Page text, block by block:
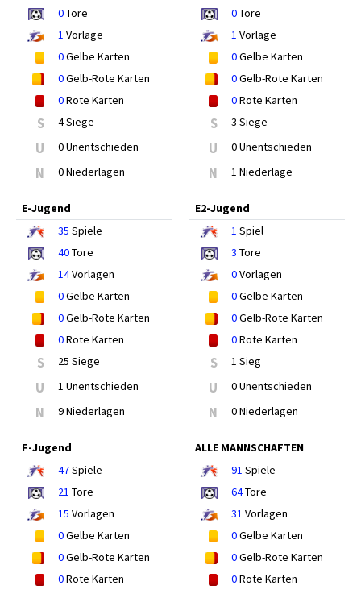
0Tore
1 Vorlage
0Gelbe Karten
0Gelb-Rote Karten
0Rote Karten
S 4 Siege
U 0 Unentschieden
N 0 Niederlagen
0Tore
1 Vorlage
0Gelbe Karten
0Gelb-Rote Karten
0Rote Karten
S 3 Siege
U 0 Unentschieden
N 1 Niederlage
E-Jugend
35 Spiele
40Tore
14Vorlagen
0Gelbe Karten
0Gelb-Rote Karten
0Rote Karten
S 25 Siege
U 1 Unentschieden
N 9 Niederlagen
E2-Jugend
1 Spiel
3 Tore
0Vorlagen
0Gelbe Karten
0Gelb-Rote Karten
0Rote Karten
S 1 Sieg
U 0 Unentschieden
N 0 Niederlagen
F-Jugend
47Spiele
21 Tore
15 Vorlagen
0Gelbe Karten
0Gelb-Rote Karten
0Rote Karten
ALLE MANNSCHAFTEN
91 Spiele
64Tore
31 Vorlagen
0Gelbe Karten
0Gelb-Rote Karten
0Rote Karten